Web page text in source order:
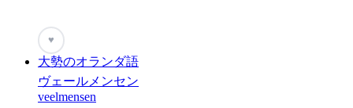
♥
大勢のオランダ語
ヴェールメンセン
veelmensen